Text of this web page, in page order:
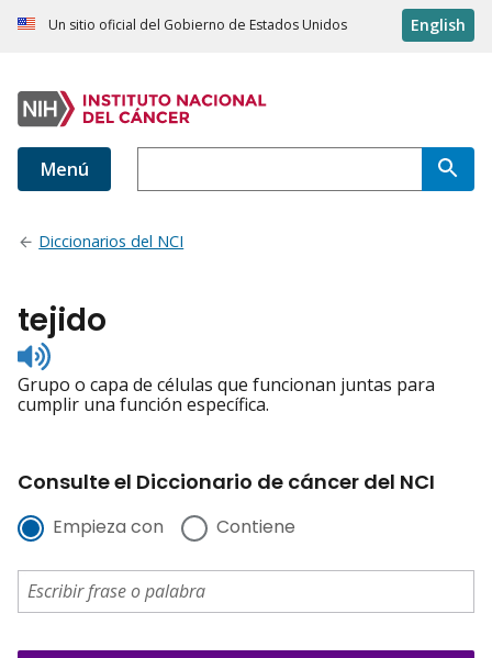
Un sitio oficial del Gobierno de Estados Unidos English
Menú
Diccionarios del NCI
tejido
Listen
to
pronunciation
Grupo o capa de células que funcionan juntas para
cumplir una función específica.
Consulte el Diccionario de cáncer del NCI
Empieza con Contiene